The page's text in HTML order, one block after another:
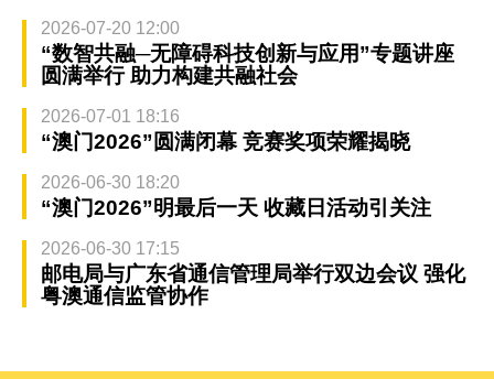
2026-07-20 12:00
“数智共融─无障碍科技创新与应用”专题讲座
圆满举行 助力构建共融社会
2026-07-01 18:16
“澳门2026”圆满闭幕 竞赛奖项荣耀揭晓
2026-06-30 18:20
“澳门2026”明最后一天 收藏日活动引关注
2026-06-30 17:15
邮电局与广东省通信管理局举行双边会议 强化
粤澳通信监管协作